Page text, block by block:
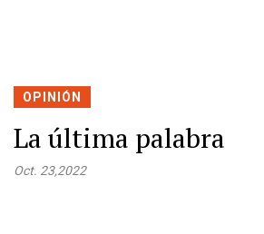
OPINIÓN
La última palabra
Oct. 23,2022